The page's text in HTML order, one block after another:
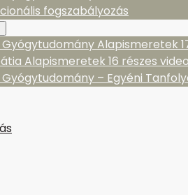
fogszabályozás
Alapismeretek
Alapismeretek 16 részes
– Egyéni